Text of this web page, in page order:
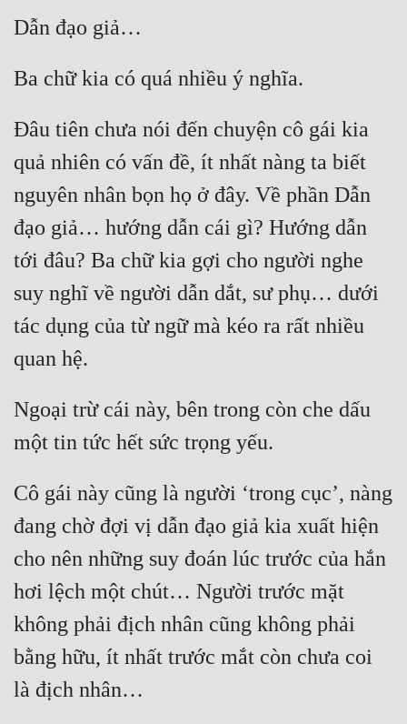
Huyền Nghi
Huyền Ảo
Học Đường
Khoa Huyễn
Khoa Huyễn Không Gian
Kinh Dị
Kiếm Hiệp
Kỳ Huyễn
Kỳ Ảo
Linh Dị
Lịch Sử
Mưu Mô
Mạt Thế
Mỹ Thực
Ngôn Tình
Ngược
Đâu tiên chưa nói đến chuyện cô gái kia
quả nhiên có vấn đề, ít nhất nàng ta biết
nguyên nhân bọn họ ở đây. Về phần Dẫn
đạo giả… hướng dẫn cái gì? Hướng dẫn
tới đâu? Ba chữ kia gợi cho người nghe
suy nghĩ về người dẫn dắt, sư phụ… dưới
tác dụng của từ ngữ mà kéo ra rất nhiều
Ngoại trừ cái này, bên trong còn che dấu
Cô gái này cũng là người ‘trong cục’, nàng
đang chờ đợi vị dẫn đạo giả kia xuất hiện
cho nên những suy đoán lúc trước của hắn
hơi lệch một chút… Người trước mặt
không phải địch nhân cũng không phải
bằng hữu, ít nhất trước mắt còn chưa coi